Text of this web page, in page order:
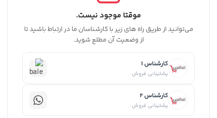
موقتا موجود نیست.
می‌توانید از طریق راه های زیر با کارشناسان ما در ارتباط باشید تا
از وضعیت آن مطلع شوید.
کارشناس 1
پشتیبانی فروش
کارشناس 2
پشتیبانی فروش